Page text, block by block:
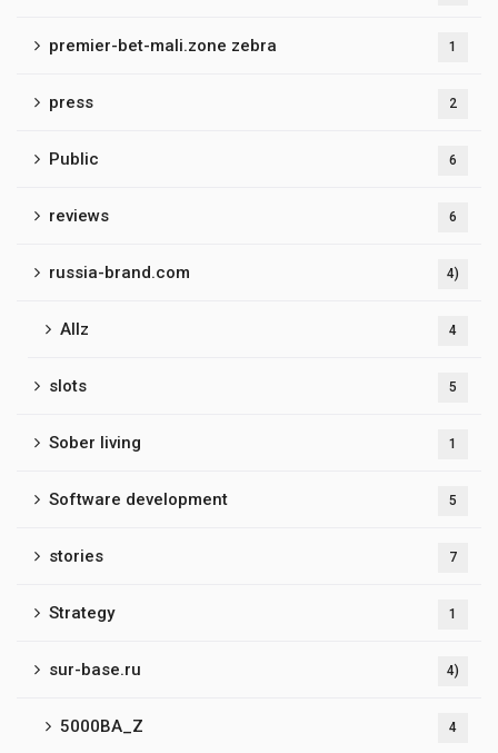
premier-bet-mali.zone zebra 1
press 2
Public 6
reviews 6
russia-brand.com 4)
Allz 4
slots 5
Sober living 1
Software development 5
stories 7
Strategy 1
sur-base.ru 4)
5000BA_Z 4